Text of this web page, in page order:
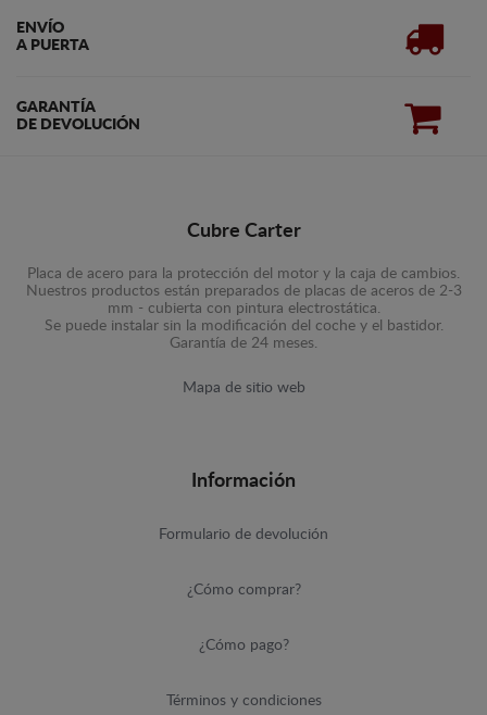
ENVÍO
A PUERTA
GARANTÍA
DE DEVOLUCIÓN
Cubre Carter
Placa de acero para la protección del motor y la caja de cambios.
Nuestros productos están preparados de placas de aceros de 2-3
mm - cubierta con pintura electrostática.
Se puede instalar sin la modificación del coche y el bastidor.
Garantía de 24 meses.
Mapa de sitio web
Información
Formulario de devolución
¿Cómo comprar?
¿Cómo pago?
Términos y condiciones